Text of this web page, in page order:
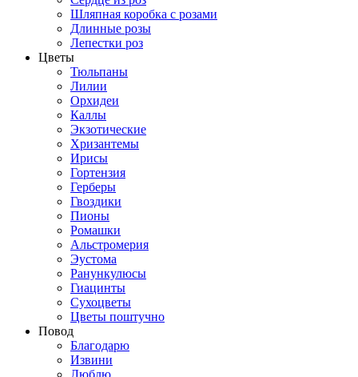
Шляпная коробка с розами
Длинные розы
Лепестки роз
Цветы
Тюльпаны
Лилии
Орхидеи
Каллы
Экзотические
Хризантемы
Ирисы
Гортензия
Герберы
Гвоздики
Пионы
Ромашки
Альстромерия
Эустома
Ранункулюсы
Гиацинты
Сухоцветы
Цветы поштучно
Повод
Благодарю
Извини
Люблю